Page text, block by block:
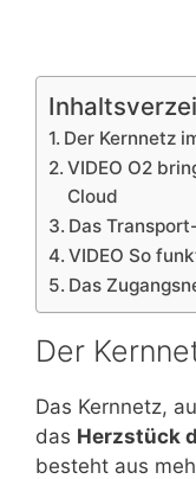
Der Kernnetz
VIDEO O2
Cloud
Das
VIDEO So
Das
Der
Das Kernnetz,
das Herzstück
besteht aus